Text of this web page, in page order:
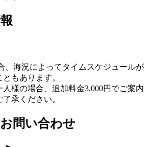
、海況によってタイムスケジュールが
もあります。
様の場合、追加料金3,000円でご案内
承ください。
問い合わせ